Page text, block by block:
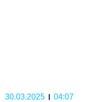
30.03.2025 04:07